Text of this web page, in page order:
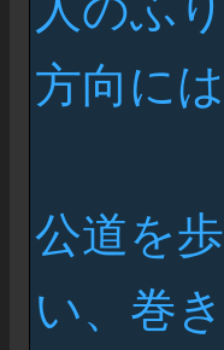
方向に
公道を
い、巻